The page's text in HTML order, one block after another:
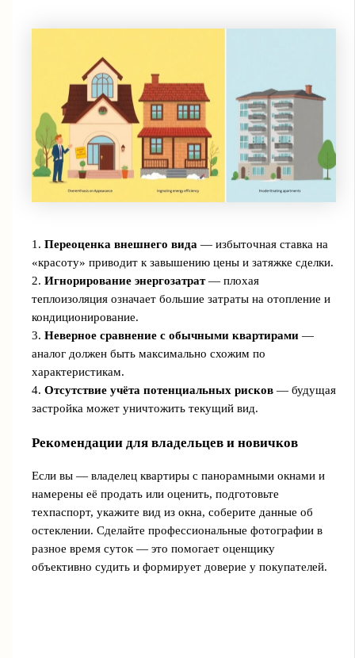
1. Переоценка внешнего вида— избыточная ставка на
«красоту» приводит к завышению цены и затяжке сделки.
2. Игнорирование энергозатрат— плохая
теплоизоляция означает большие затраты на отопление и
кондиционирование.
3. Неверное сравнение с обычными квартирами—
аналог должен быть максимально схожим по
характеристикам.
4. Отсутствие учёта потенциальных рисков— будущая
застройка может уничтожить текущий вид.
Рекомендации для владельцев и новичков
Если вы — владелец квартиры с панорамными окнами и
намерены её продать или оценить, подготовьте
техпаспорт, укажите вид из окна, соберите данные об
остеклении. Сделайте профессиональные фотографии в
разное время суток — это помогает оценщику
объективно судить и формирует доверие у покупателей.